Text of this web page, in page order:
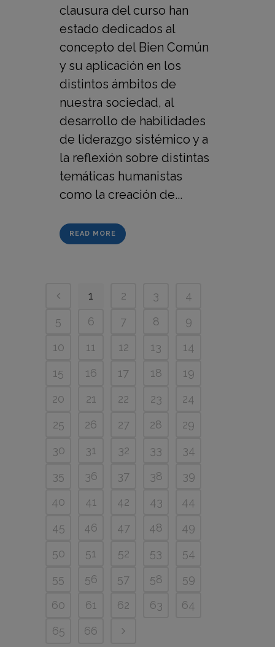
clausura del curso han
estado dedicados al
concepto del Bien Común
y su aplicación en los
distintos ámbitos de
nuestra sociedad, al
desarrollo de habilidades
de liderazgo sistémico y a
la reflexión sobre distintas
temáticas humanistas
como la creación de...
READ MORE
1 2 3
4
5
6 7 8
9
10
11 12 13
14
15
16 17 18
19
20
21 22 23
24
25
26 27 28
29
30
31 32 33
34
35
36 37 38
39
40
41 42 43
44
45
46 47 48
49
50
51 52 53
54
55
56 57 58
59
60
61 62 63
64
65
66